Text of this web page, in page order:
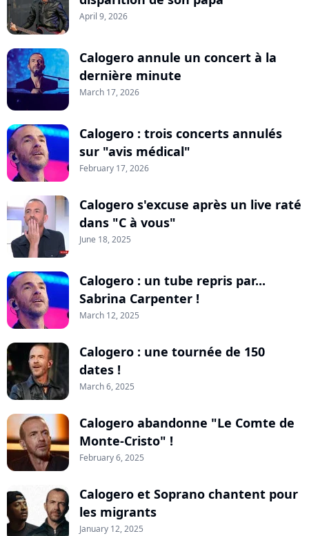
April 9, 2026
Calogero annule un concert à la
dernière minute
March 17, 2026
Calogero : trois concerts annulés
sur "avis médical"
February 17, 2026
Calogero s'excuse après un live raté
dans "C à vous"
June 18, 2025
Calogero : un tube repris par...
Sabrina Carpenter !
March 12, 2025
Calogero : une tournée de 150
dates !
March 6, 2025
Calogero abandonne "Le Comte de
Monte-Cristo" !
February 6, 2025
Calogero et Soprano chantent pour
les migrants
January 12, 2025